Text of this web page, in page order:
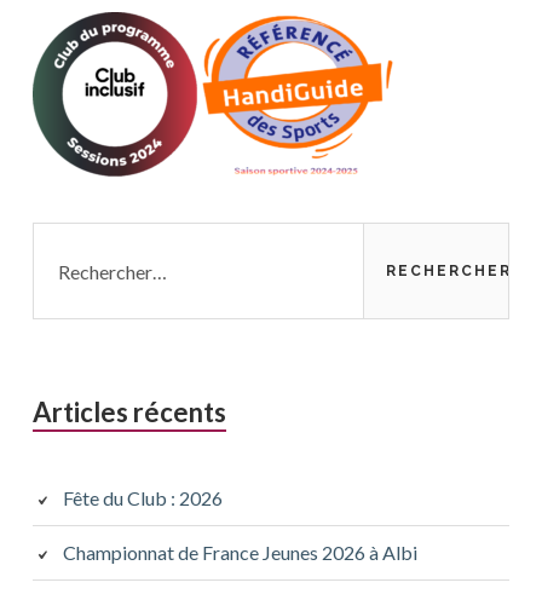
Articles récents
Fête du Club : 2026
Championnat de France Jeunes 2026 à Albi